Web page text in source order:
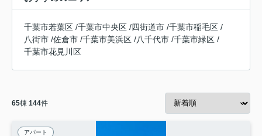
千葉市若葉区 /千葉市中央区 /四街道市 /千葉市稲毛区 /
八街市 /佐倉市 /千葉市美浜区 /八千代市 /千葉市緑区 /
千葉市花見川区
65棟 144件
アパート